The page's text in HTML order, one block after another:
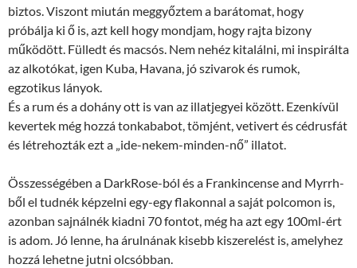
biztos. Viszont miután meggyőztem a barátomat, hogy
próbálja ki ő is, azt kell hogy mondjam, hogy rajta bizony
működött. Fülledt és macsós. Nem nehéz kitalálni, mi inspirálta
az alkotókat, igen Kuba, Havana, jó szivarok és rumok,
egzotikus lányok.
És a rum és a dohány ott is van az illatjegyei között. Ezenkívül
kevertek még hozzá tonkababot, tömjént, vetivert és cédrusfát
és létrehozták ezt a „ide-nekem-minden-nő” illatot.
Összességében a DarkRose-ból és a Frankincense and Myrrh-
ből el tudnék képzelni egy-egy flakonnal a saját polcomon is,
azonban sajnálnék kiadni 70 fontot, még ha azt egy 100ml-ért
is adom. Jó lenne, ha árulnának kisebb kiszerelést is, amelyhez
hozzá lehetne jutni olcsóbban.